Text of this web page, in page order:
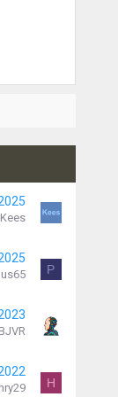
Kees
P
BJVR
H